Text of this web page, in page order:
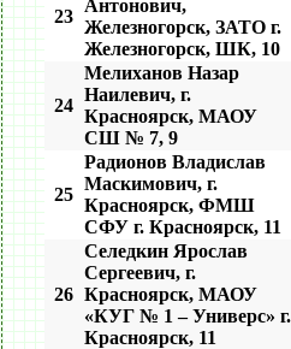
23
Антонович,
Железногорск, ЗАТО г.
Железногорск, ШК, 10
24
Мелиханов Назар
Наилевич, г.
Красноярск, МАОУ
СШ № 7, 9
25
Радионов Владислав
Маскимович, г.
Красноярск, ФМШ
СФУ г. Красноярск, 11
26
Селедкин Ярослав
Сергеевич, г.
Красноярск, МАОУ
«КУГ № 1 – Универс» г.
Красноярск, 11